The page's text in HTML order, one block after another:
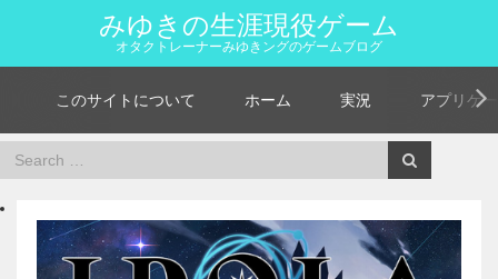
みゆきの生涯現役ゲーム
オタクトレーナーみゆきングのゲームブログ
このサイトについて ホーム 実況 アプリゲ
Home 11月, 2018